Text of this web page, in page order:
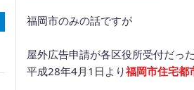
福岡市のみの話ですが
屋外広告申請が各区役所受付だっ
平成28年4月1日より福岡市住宅都